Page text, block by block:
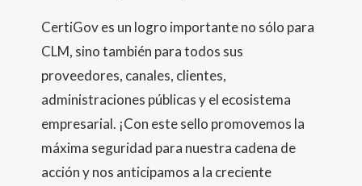
CertiGov es un logro importante no sólo para
CLM, sino también para todos sus
proveedores, canales, clientes,
administraciones públicas y el ecosistema
empresarial. ¡Con este sello promovemos la
máxima seguridad para nuestra cadena de
acción y nos anticipamos a la creciente